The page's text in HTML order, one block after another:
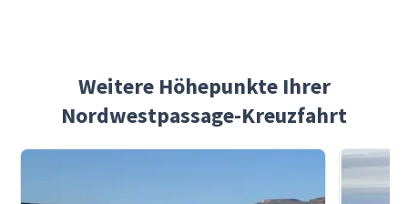
Weitere Höhepunkte Ihrer
Nordwestpassage-Kreuzfahrt